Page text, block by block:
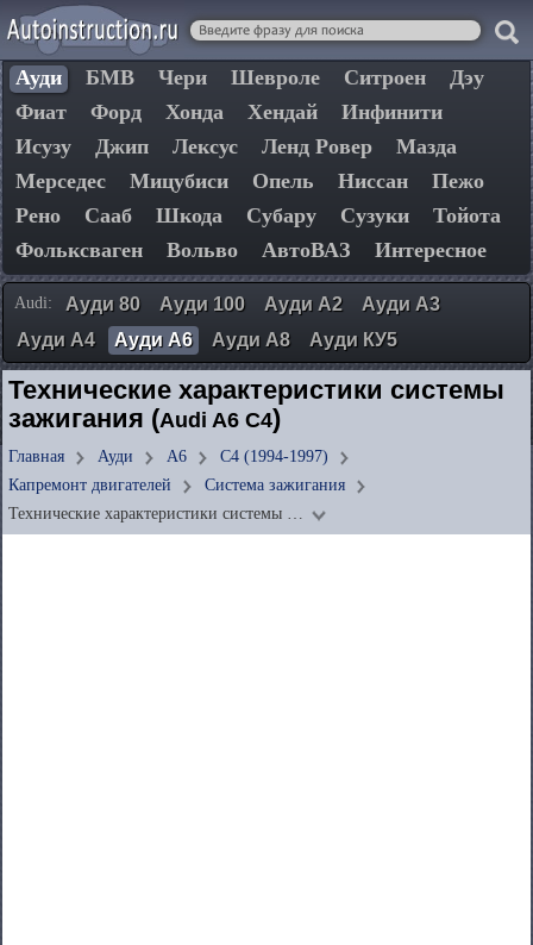
Ауди БМВ Чери Шевроле Ситроен
Дэу
Фиат
Форд Хонда Хендай
Инфинити
Исузу
Джип Лексус Ленд Ровер
Мазда
Мерседес
Мицубиси Опель Ниссан
Пежо
Рено
Сааб Шкода Субару Сузуки
Тойота
Фольксваген
Вольво АвтоВАЗ Интересное
Audi: Ауди 80 Ауди 100 Ауди А2
Ауди А3
Ауди А4
Ауди А6 Ауди А8 Ауди КУ5
Технические характеристики системы
зажигания (Audi A6 C4)
Главная Ауди А6
C4 (1994-1997)
Капремонт двигателей
Система зажигания
Технические характеристики системы …